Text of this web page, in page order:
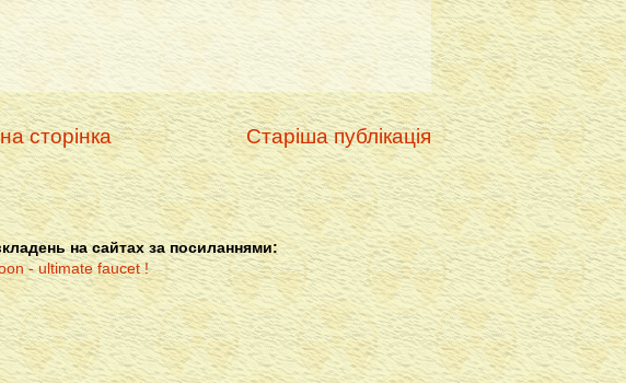
Старіша публікація
сторінка
на сайтах за посиланнями: